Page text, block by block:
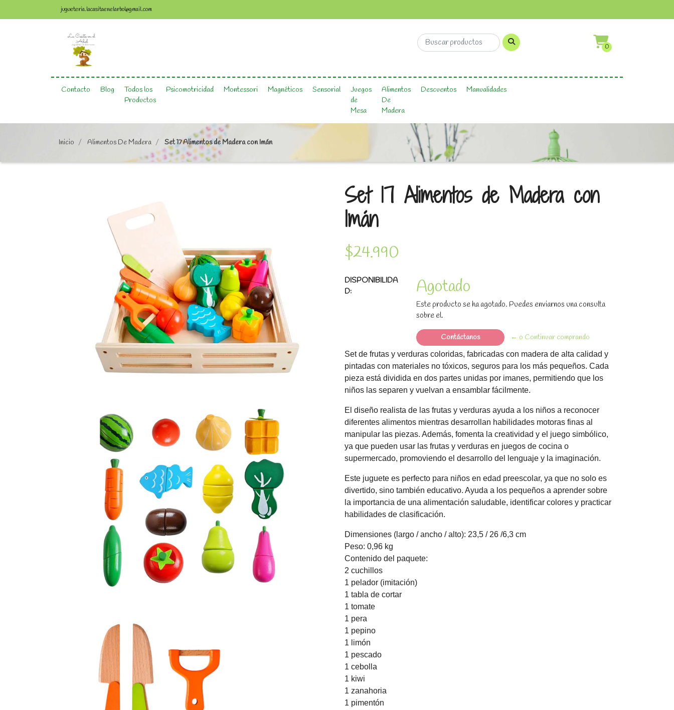
jugueteria.lacasitaenelarbol@gmail.com
0
Contacto Blog
Todos los
Productos
Psicomotricidad Montessori Magnéticos Sensorial
Juegos
de
Mesa
Alimentos
De
Madera
Descuentos Manualidades
Inicio Alimentos De Madera Set 17 Alimentos de Madera con Imán
Set 17 Alimentos de Madera con
Imán
$24.990
DISPONIBILIDA
D:
Agotado
Este producto se ha agotado. Puedes enviarnos una consulta
sobre el.
Contáctanos ← o Continuar comprando
Set de frutas y verduras coloridas, fabricadas con madera de alta calidad y
pintadas con materiales no tóxicos, seguros para los más pequeños. Cada
pieza está dividida en dos partes unidas por imanes, permitiendo que los
niños las separen y vuelvan a ensamblar fácilmente.
El diseño realista de las frutas y verduras ayuda a los niños a reconocer
diferentes alimentos mientras desarrollan habilidades motoras finas al
manipular las piezas. Además, fomenta la creatividad y el juego simbólico,
ya que pueden usar las frutas y verduras en juegos de cocina o
supermercado, promoviendo el desarrollo del lenguaje y la imaginación.
Este juguete es perfecto para niños en edad preescolar, ya que no solo es
divertido, sino también educativo. Ayuda a los pequeños a aprender sobre
la importancia de una alimentación saludable, identificar colores y practicar
habilidades de clasificación.
Dimensiones (largo / ancho / alto): 23,5 / 26 /6,3 cm
Peso: 0,96 kg
Contenido del paquete:
2 cuchillos
1 pelador (imitación)
1 tabla de cortar
1 tomate
1 pera
1 pepino
1 limón
1 pescado
1 cebolla
1 kiwi
1 zanahoria
1 pimentón